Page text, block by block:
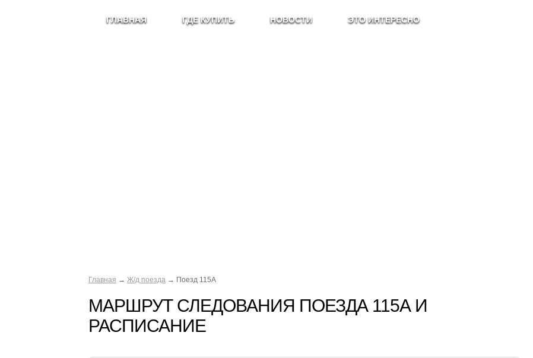
ГЛАВНАЯ ГДЕ КУПИТЬ НОВОСТИ ЭТО ИНТЕРЕСНО
Главная → Ж/д поезда → Поезд 115А
МАРШРУТ СЛЕДОВАНИЯ ПОЕЗДА 115А И
РАСПИСАНИЕ